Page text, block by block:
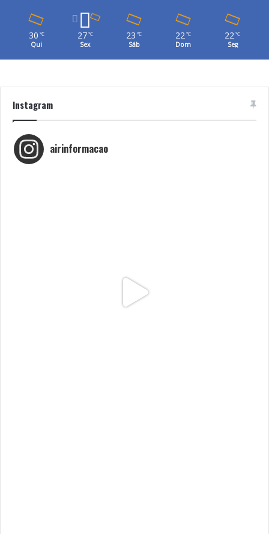
30 ℃
Qui
27 ℃
Sex
23 ℃
Sáb
22℃
Dom
22℃
Seg
Instagram
airinformacao